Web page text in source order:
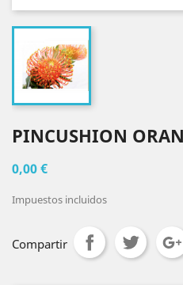
PINCUSHION
0,00 €
Impuestos incluidos
Compartir